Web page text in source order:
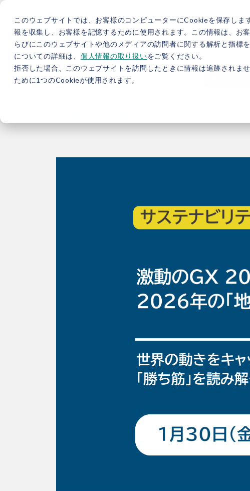
このウェブサイトでは、お客様のコンピューターにCookieを保存し
報を収集し、お客様を記憶するために使用されます。この情報は、お
らびにこのウェブサイトや他のメディアの訪問者に関する解析と指
についての詳細は、 個人情報の取り扱いをご覧ください。
拒否した場合、このウェブサイトを訪問したときに情報は追跡されま
ために1つのCookieが使用されます。
5分で分かるバイウィル カーボンニュートラル総研 サービス